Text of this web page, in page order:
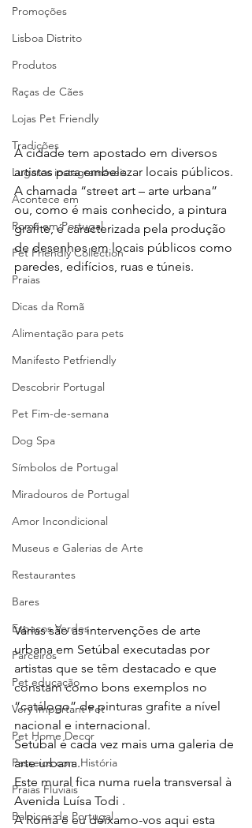
Promoções
Lisboa Distrito
Produtos
Raças de Cães
Lojas Pet Friendly
Tradições
Lugares instagramáveis
Acontece em
Romã em Portugal
Pet Friendly Collection
Praias
Dicas da Romã
Alimentação para pets
Manifesto Petfriendly
Descobrir Portugal
Pet Fim-de-semana
Dog Spa
Símbolos de Portugal
Miradouros de Portugal
Amor Incondicional
Museus e Galerias de Arte
Restaurantes
Bares
Espaços Verdes
Parceiros
Pet educação
Very Important Pet
Pet Home Decor
Passeios com História
Praias Fluviais
Baloiços de Portugal
A cidade tem apostado em diversos
artistas para embelezar locais públicos.
A chamada “street art – arte urbana”
ou, como é mais conhecido, a pintura
grafite, é caracterizada pela produção
de desenhos em locais públicos como
paredes, edifícios, ruas e túneis.
Várias são as intervenções de arte
urbana em Setúbal executadas por
artistas que se têm destacado e que
constam como bons exemplos no
“catálogo” de pinturas grafite a nível
nacional e internacional.
Setúbal é cada vez mais uma galeria de
arte urbana.
Este mural fica numa ruela transversal à
Avenida Luísa Todi .
A Romã e eu deixamo-vos aqui esta